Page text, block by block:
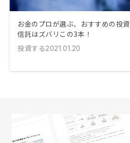
お金のプロが選ぶ、おすすめの投資
信託はズバリこの3本！
投資する2021.01.20